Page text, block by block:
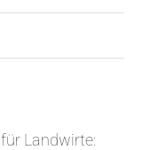
Landwirte: